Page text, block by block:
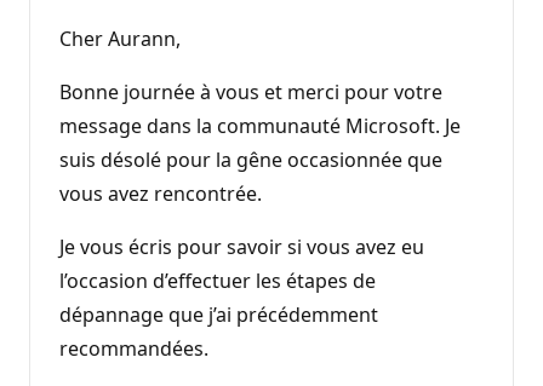
Cher Aurann,
Bonne journée à vous et merci pour votre
message dans la communauté Microsoft. Je
suis désolé pour la gêne occasionnée que
vous avez rencontrée.
Je vous écris pour savoir si vous avez eu
l’occasion d’effectuer les étapes de
dépannage que j’ai précédemment
recommandées.